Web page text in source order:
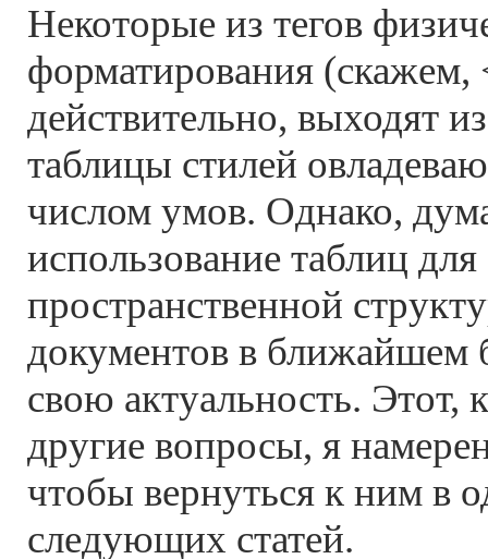
Некоторые из тегов
форматирования (скажем,
действительно, выходят
таблицы стилей
числом умов. Однако,
использование таблиц для
пространственной
документов в ближайшем
свою актуальность. Этот,
другие вопросы, я
чтобы вернуться к ним в
следующих статей.